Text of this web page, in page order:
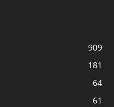
909
181
64
61